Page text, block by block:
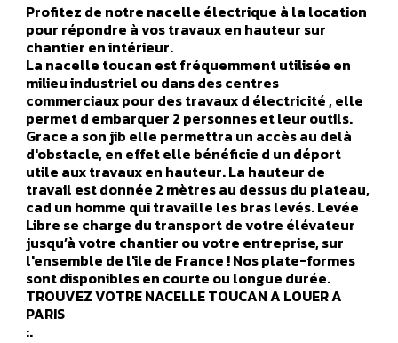
Profitez de notre nacelle électrique à la location
pour répondre à vos travaux en hauteur sur
chantier en intérieur.
La nacelle toucan est fréquemment utilisée en
milieu industriel ou dans des centres
commerciaux pour des travaux d électricité , elle
permet d embarquer 2 personnes et leur outils.
Grace a son jib elle permettra un accès au delà
d'obstacle, en effet elle bénéficie d un déport
utile aux travaux en hauteur. La hauteur de
travail est donnée 2 mètres au dessus du plateau,
cad un homme qui travaille les bras levés. Levée
Libre se charge du transport de votre élévateur
jusqu’à votre chantier ou votre entreprise, sur
l'ensemble de l'ile de France ! Nos plate-formes
sont disponibles en courte ou longue durée.
TROUVEZ VOTRE NACELLE TOUCAN A LOUER A
PARIS
:.